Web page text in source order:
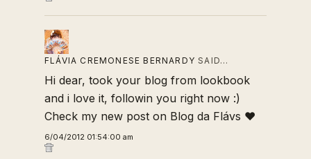
FLÁVIA CREMONESE BERNARDY SAID…
Hi dear, took your blog from lookbook
and i love it, followin you right now :)
Check my new post on Blog da Flávs ♥
6/04/2012 01:54:00 am